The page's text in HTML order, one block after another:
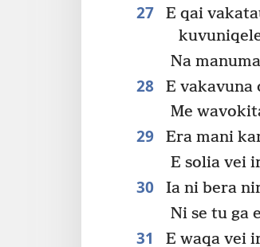
27
E qai
Na
28
E vakavuna
Me
29
Era mani
E solia vei
30
Ia ni bera
Ni se tu ga
31 E waqa vei